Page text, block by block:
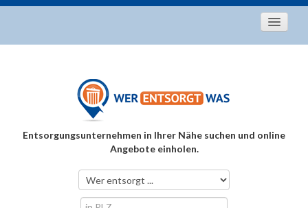
Entsorgungstipps
Über uns
Entsorgungsunternehmen in Ihrer Nähe suchen und online
Angebote einholen.